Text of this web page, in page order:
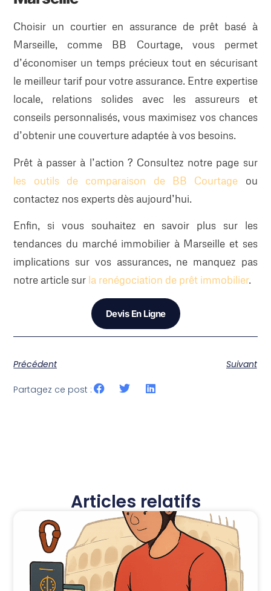
Choisir un courtier en assurance de prêt basé à
Marseille, comme BB Courtage, vous permet
d’économiser un temps précieux tout en sécurisant
le meilleur tarif pour votre assurance. Entre expertise
locale, relations solides avec les assureurs et
conseils personnalisés, vous maximisez vos chances
d’obtenir une couverture adaptée à vos besoins.
Prêt à passer à l’action ? Consultez notre page sur
les outils de comparaison de BB Courtage ou
contactez nos experts dès aujourd’hui.
Enfin, si vous souhaitez en savoir plus sur les
tendances du marché immobilier à Marseille et ses
implications sur vos assurances, ne manquez pas
notre article sur la renégociation de prêt immobilier.
Devis En Ligne
Précédent Suivant
Partagez ce post :
Articles relatifs